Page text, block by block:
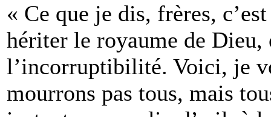
« Ce que je dis, frères,
hériter le royaume de Dieu,
l’incorruptibilité. Voici, je
mourrons pas tous, mais